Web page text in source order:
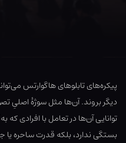
پیکره‌های تابلوهای هاگوارتس
دیگر بروند. آن‌ها مثل سوژهٔ اصلیِ
توانایی آن‌ها در تعامل با افرادی
بستگی ندارد، بلکه قدرت ساحره یا